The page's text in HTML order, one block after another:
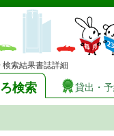
検索結果書誌詳細
検索 貸出・